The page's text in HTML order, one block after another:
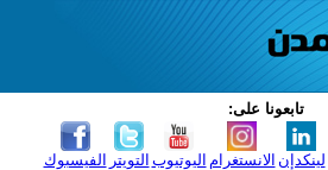
تابعونا على:
الفيسبوك التويتر اليوتيوب الانستغرام لينكدإن